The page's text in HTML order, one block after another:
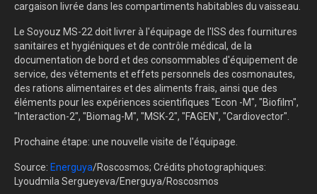
cargaison livrée dans les compartiments habitables du vaisseau.
Le Soyouz MS-22 doit livrer à l'équipage de l'ISS des fournitures
sanitaires et hygiéniques et de contrôle médical, de la
documentation de bord et des consommables d'équipement de
service, des vêtements et effets personnels des cosmonautes,
des rations alimentaires et des aliments frais, ainsi que des
éléments pour les expériences scientifiques "Econ -M", "Biofilm",
"Interaction-2", "Biomag-M", "MSK-2", "FAGEN", "Cardiovector".
Prochaine étape: une nouvelle visite de l'équipage.
Source: Energuya/Roscosmos; Crédits photographiques:
Lyoudmila Sergueyeva/Energuya/Roscosmos